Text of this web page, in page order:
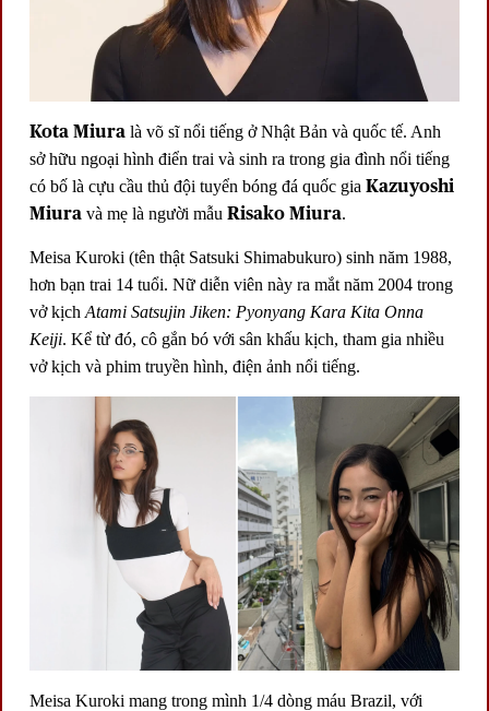
Kota Miura là võ sĩ nổi tiếng ở Nhật Bản và quốc tế. Anh
sở hữu ngoại hình điển trai và sinh ra trong gia đình nổi tiếng
có bố là cựu cầu thủ đội tuyển bóng đá quốc gia Kazuyoshi
Miura và mẹ là người mẫu Risako Miura.
Meisa Kuroki (tên thật Satsuki Shimabukuro) sinh năm 1988,
hơn bạn trai 14 tuổi. Nữ diễn viên này ra mắt năm 2004 trong
vở kịch Atami Satsujin Jiken: Pyonyang Kara Kita Onna
Keiji. Kể từ đó, cô gắn bó với sân khấu kịch, tham gia nhiều
vở kịch và phim truyền hình, điện ảnh nổi tiếng.
Meisa Kuroki mang trong mình 1/4 dòng máu Brazil, với